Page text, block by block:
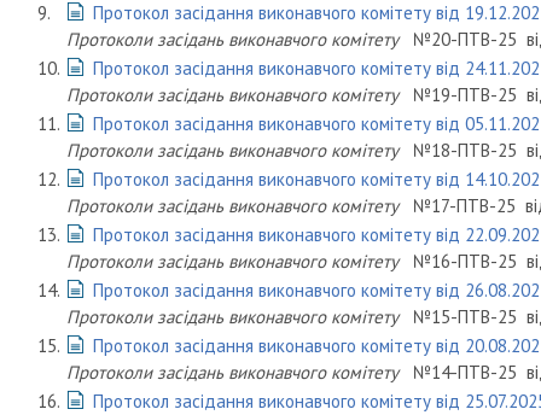
9.
Протокол засідання виконавчого комітету від
Протоколи засідань виконавчого комітету
№20-ПТВ-25
10.
Протокол засідання виконавчого комітету від
Протоколи засідань виконавчого комітету
№19-ПТВ-25
11.
Протокол засідання виконавчого комітету від
Протоколи засідань виконавчого комітету
№18-ПТВ-25
12.
Протокол засідання виконавчого комітету від
Протоколи засідань виконавчого комітету
№17-ПТВ-25
13.
Протокол засідання виконавчого комітету від
Протоколи засідань виконавчого комітету
№16-ПТВ-25
14.
Протокол засідання виконавчого комітету від
Протоколи засідань виконавчого комітету
№15-ПТВ-25
15.
Протокол засідання виконавчого комітету від
Протоколи засідань виконавчого комітету
№14-ПТВ-25
16.
Протокол засідання виконавчого комітету від